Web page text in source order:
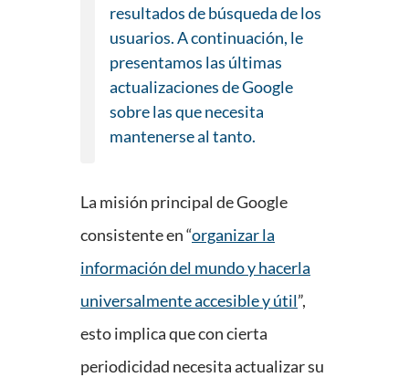
resultados de búsqueda de los
usuarios. A continuación, le
presentamos las últimas
actualizaciones de Google
sobre las que necesita
mantenerse al tanto.
La misión principal de Google
consistente en “organizar la
información del mundo y hacerla
universalmente accesible y útil”,
esto implica que con cierta
periodicidad necesita actualizar su